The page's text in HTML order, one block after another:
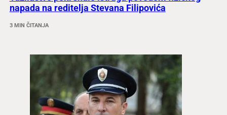
napada na reditelja Stevana Filipovića
3 MIN ČITANJA